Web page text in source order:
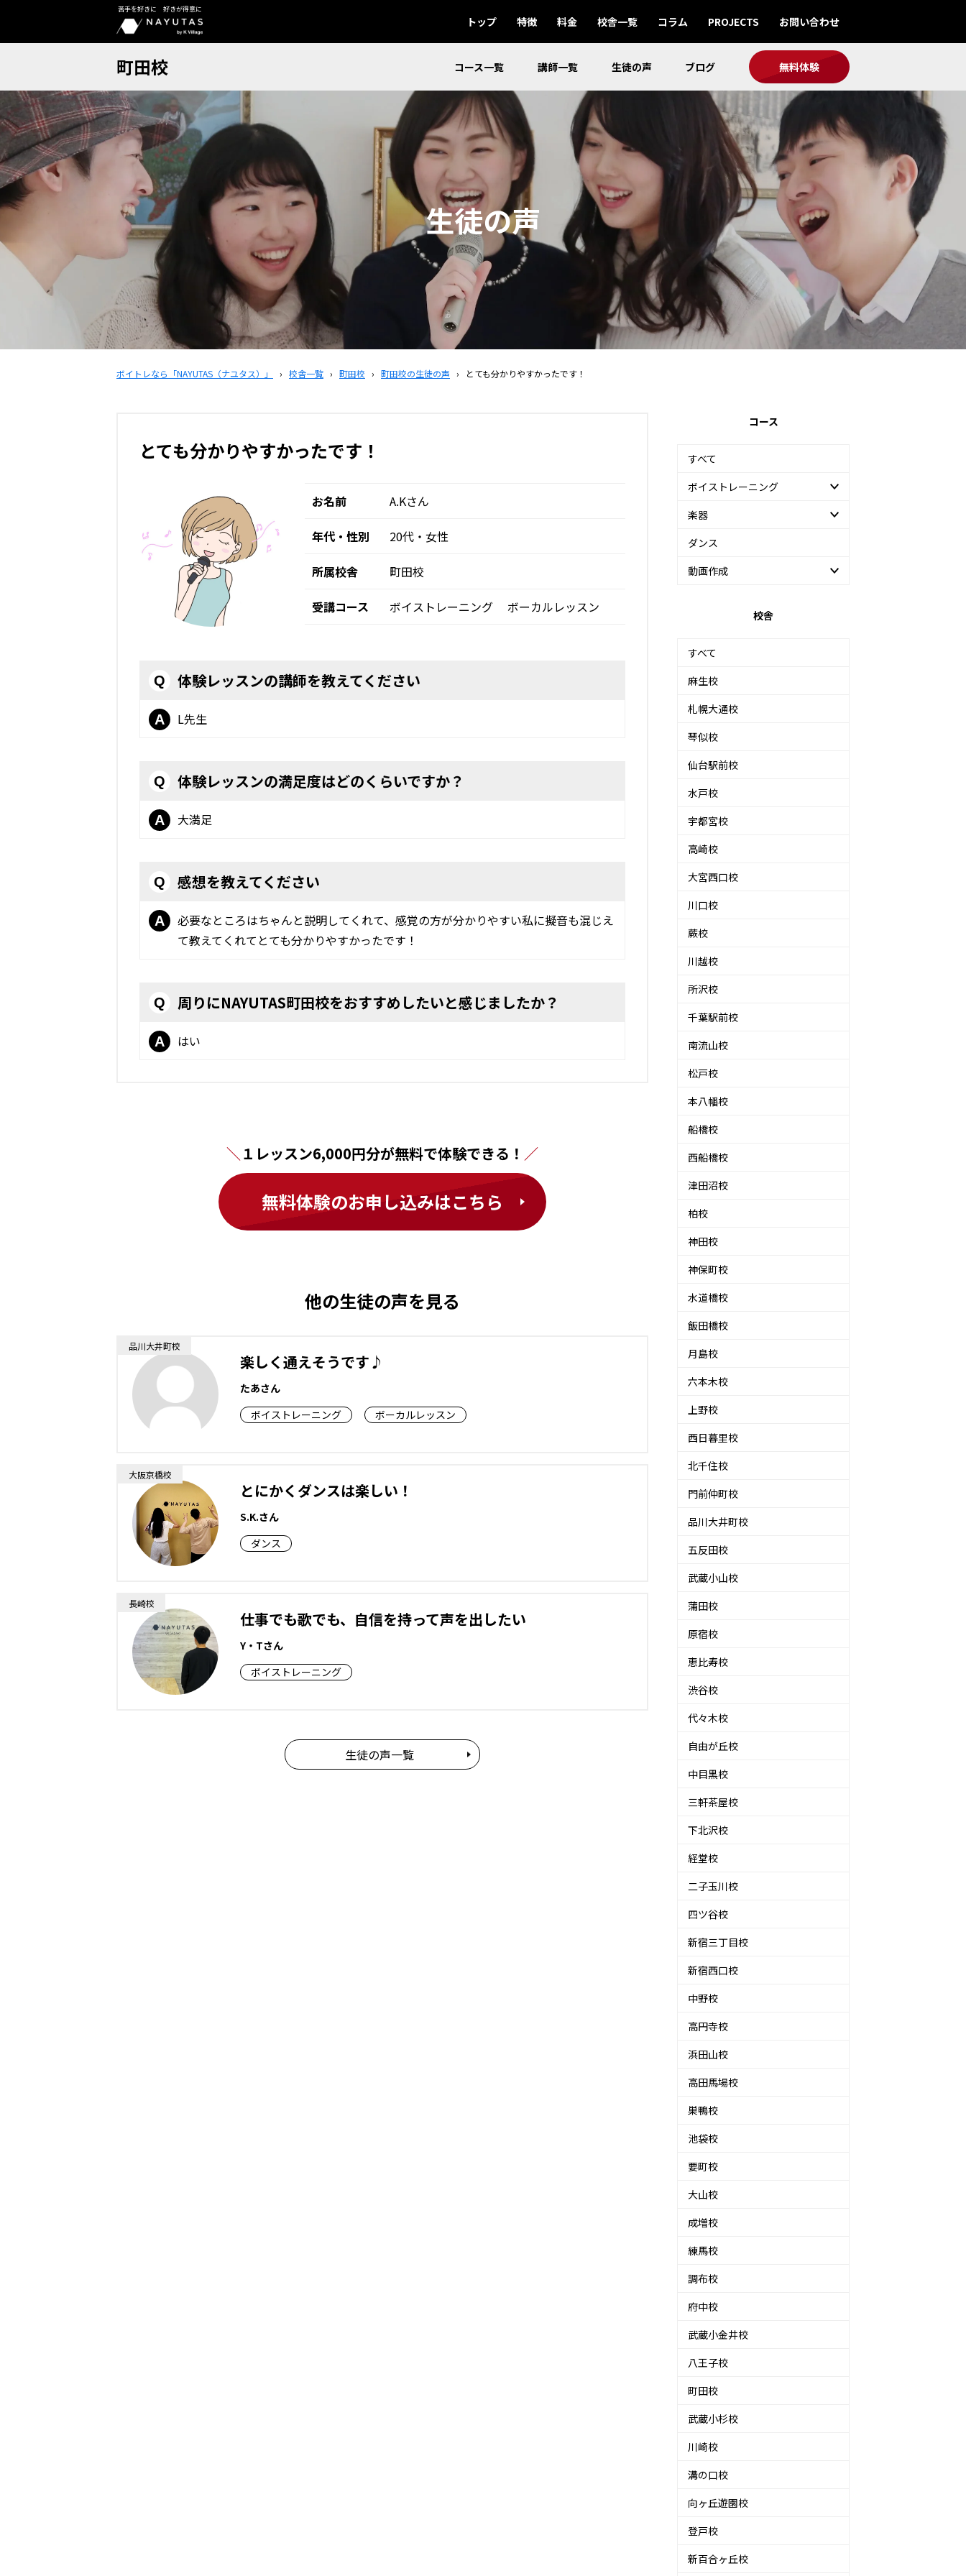
苦手を好きに 好きが得意に
トップ 特徴 料金 校舎一覧 コラム PROJECTS お問い合わせ
町田校 コース一覧 講師一覧 生徒の声 ブログ 無料体験
生徒の声
ボイトレなら「NAYUTAS（ナユタス）」 › 校舎一覧 › 町田校 › 町田校の生徒の声 › とても分かりやすかったです！
とても分かりやすかったです！
お名前 A.Kさん
年代・性別 20代・女性
所属校舎 町田校
受講コース ボイストレーニング ボーカルレッスン
Q 体験レッスンの講師を教えてください
A L先生
Q 体験レッスンの満足度はどのくらいですか？
A 大満足
Q 感想を教えてください
A
必要なところはちゃんと説明してくれて、感覚の方が分かりやすい私に擬音も混じえ
て教えてくれてとても分かりやすかったです！
Q 周りにNAYUTAS町田校をおすすめしたいと感じましたか？
A はい
１レッスン6,000円分が無料で体験できる！
無料体験のお申し込みはこちら
他の生徒の声を見る
品川大井町校
楽しく通えそうです♪
たあさん
ボイストレーニング
ボーカルレッスン
大阪京橋校
とにかくダンスは楽しい！
S.K.さん
ダンス
長崎校
仕事でも歌でも、自信を持って声を出したい
Y・Tさん
ボイストレーニング
生徒の声一覧
コース
すべて
ボイストレーニング
楽器
ダンス
動画作成
校舎
すべて
麻生校
札幌大通校
琴似校
仙台駅前校
水戸校
宇都宮校
高崎校
大宮西口校
川口校
蕨校
川越校
所沢校
千葉駅前校
南流山校
松戸校
本八幡校
船橋校
西船橋校
津田沼校
柏校
神田校
神保町校
水道橋校
飯田橋校
月島校
六本木校
上野校
西日暮里校
北千住校
門前仲町校
品川大井町校
五反田校
武蔵小山校
蒲田校
原宿校
恵比寿校
渋谷校
代々木校
自由が丘校
中目黒校
三軒茶屋校
下北沢校
経堂校
二子玉川校
四ツ谷校
新宿三丁目校
新宿西口校
中野校
高円寺校
浜田山校
高田馬場校
巣鴨校
池袋校
要町校
大山校
成増校
練馬校
調布校
府中校
武蔵小金井校
八王子校
町田校
武蔵小杉校
川崎校
溝の口校
向ヶ丘遊園校
登戸校
新百合ヶ丘校